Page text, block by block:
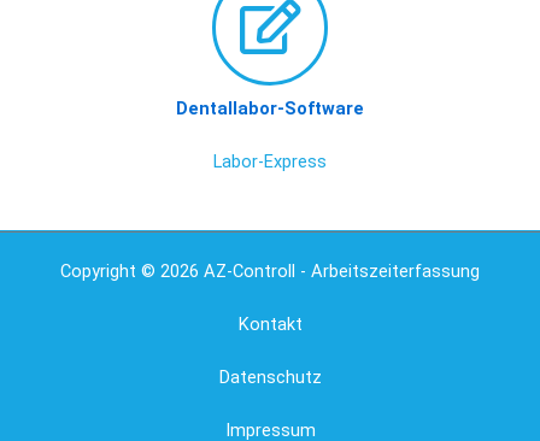
Dentallabor-Software
Labor-Express
Copyright © 2026 AZ-Controll - Arbeitszeiterfassung
Kontakt
Datenschutz
Impressum